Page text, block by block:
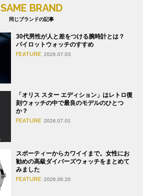
SAME BRAND
同じブランドの記事
30代男性が人と差をつける腕時計とは？
パイロットウォッチのすすめ
FEATURE 2026.07.03
「オリス スター エディション」はレトロ復
刻ウォッチの中で最良のモデルのひとつ
か？
FEATURE 2026.07.01
スポーティーからカワイイまで。女性にお
勧めの高級ダイバーズウォッチをまとめて
みました
FEATURE 2026.06.20